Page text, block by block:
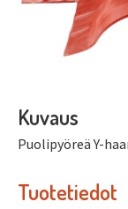
Kuvaus
Puolipyöreä Y-
Tuotetiedot